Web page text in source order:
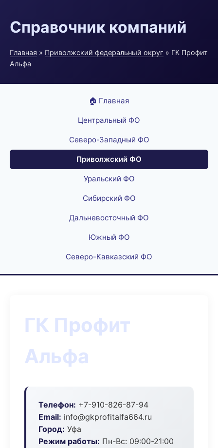
Справочник компаний
Главная » Приволжский федеральный округ » ГК Профит
Альфа
🏠 Главная
Центральный ФО
Северо-Западный ФО
Приволжский ФО
Уральский ФО
Сибирский ФО
Дальневосточный ФО
Южный ФО
Северо-Кавказский ФО
ГК Профит
Альфа
Телефон: +7-910-826-87-94
Email: info@gkprofitalfa664.ru
Город: Уфа
Режим работы: Пн-Вс: 09:00-21:00